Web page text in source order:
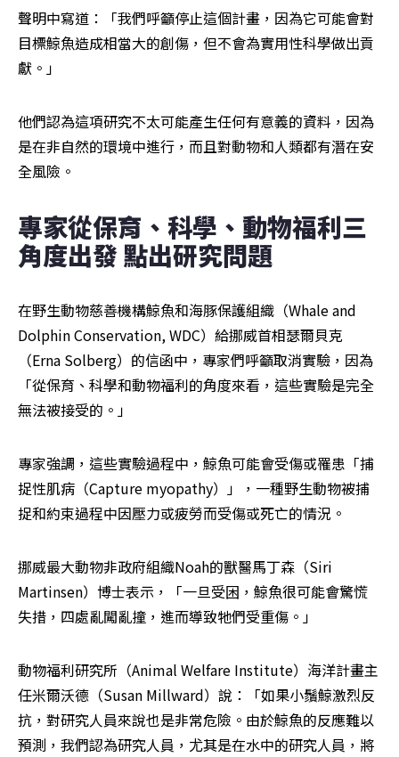
聲明中寫道：「我們呼籲停止這個計畫，因為它可能會對
目標鯨魚造成相當大的創傷，但不會為實用性科學做出貢
獻。」
他們認為這項研究不太可能產生任何有意義的資料，因為
是在非自然的環境中進行，而且對動物和人類都有潛在安
全風險。
專家從保育、科學、動物福利三
角度出發 點出研究問題
在野生動物慈善機構鯨魚和海豚保護組織（Whale and
Dolphin Conservation, WDC）給挪威首相瑟爾貝克
（Erna Solberg）的信函中，專家們呼籲取消實驗，因為
「從保育、科學和動物福利的角度來看，這些實驗是完全
無法被接受的。」
專家強調，這些實驗過程中，鯨魚可能會受傷或罹患「捕
捉性肌病（Capture myopathy）」，一種野生動物被捕
捉和約束過程中因壓力或疲勞而受傷或死亡的情況。
挪威最大動物非政府組織Noah的獸醫馬丁森（Siri
Martinsen）博士表示，「一旦受困，鯨魚很可能會驚慌
失措，四處亂闖亂撞，進而導致牠們受重傷。」
動物福利研究所（Animal Welfare Institute）海洋計畫主
任米爾沃德（Susan Millward）說：「如果小鬚鯨激烈反
抗，對研究人員來說也是非常危險。由於鯨魚的反應難以
預測，我們認為研究人員，尤其是在水中的研究人員，將